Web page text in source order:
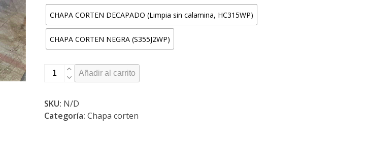
CHAPA CORTEN DECAPADO (Limpia sin calamina, HC315WP)
CHAPA CORTEN NEGRA (S355J2WP)
Chapa
corten
cantidad
Añadir al carrito
SKU: N/D
Categoría: Chapa corten